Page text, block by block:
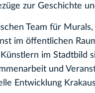
zur Geschichte
Team für Murals,
im öffentlichen
im Stadtbild
und
Entwicklung